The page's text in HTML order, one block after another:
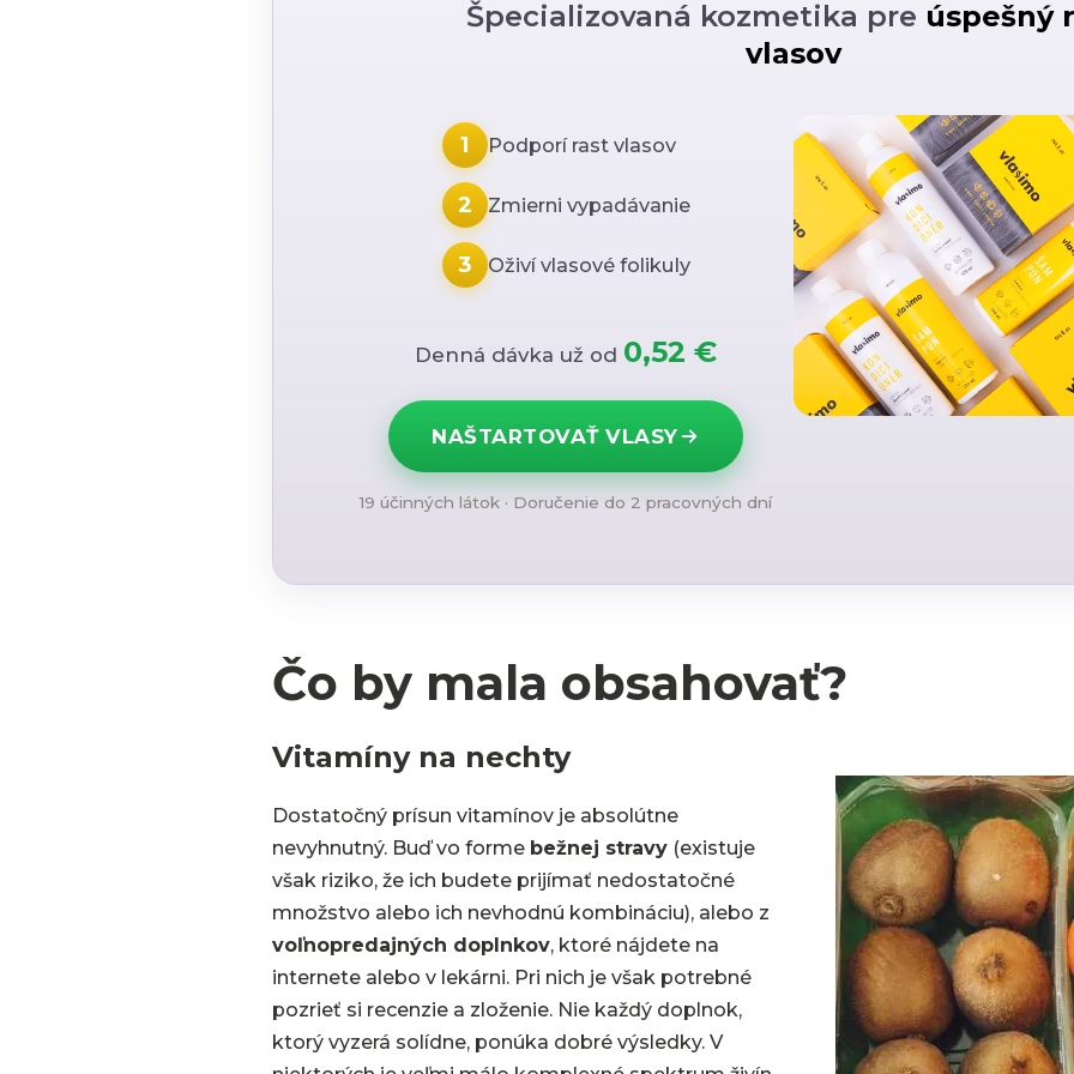
Špecializovaná kozmetika pre úspešný
vlasov
1 Podporí rast vlasov
2 Zmierni vypadávanie
3 Oživí vlasové folikuly
Denná dávka už od 0,52 €
NAŠTARTOVAŤ VLASY
19 účinných látok · Doručenie do 2 pracovných dní
Čo by mala obsahovať?
Vitamíny na nechty
Dostatočný prísun vitamínov je absolútne
nevyhnutný. Buď vo forme bežnej stravy (existuje
však riziko, že ich budete prijímať nedostatočné
množstvo alebo ich nevhodnú kombináciu), alebo z
voľnopredajných doplnkov, ktoré nájdete na
internete alebo v lekárni. Pri nich je však potrebné
pozrieť si recenzie a zloženie. Nie každý doplnok,
ktorý vyzerá solídne, ponúka dobré výsledky. V